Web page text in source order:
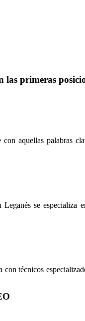
primeras
aquellas palabras
se especializa
técnicos